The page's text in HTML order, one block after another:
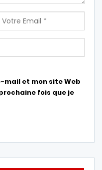
mail et mon site Web
fois que je